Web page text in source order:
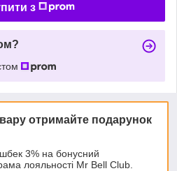
з
отримайте подарунок
3% на бонусний
лояльності Mr Bell Club.